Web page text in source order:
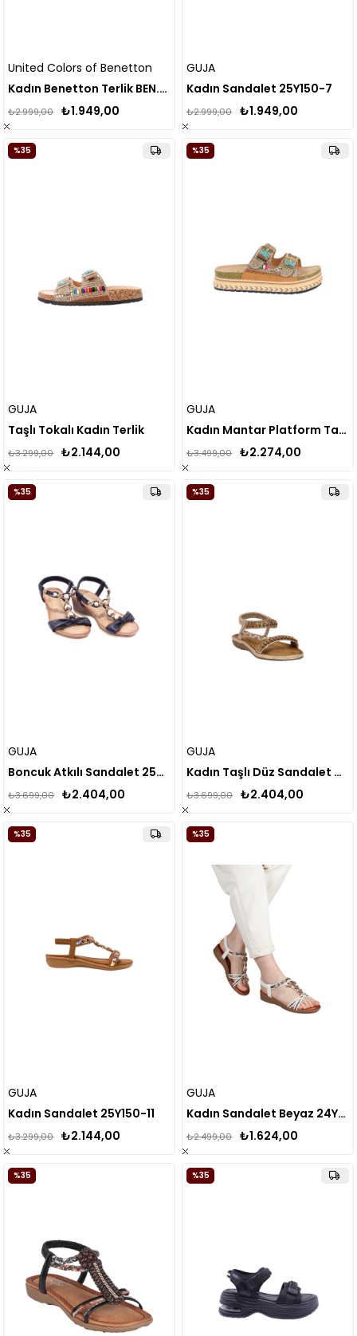
United Colors of Benetton
Kadın Benetton Terlik BEN.10218
₺1.949,00
₺2.999,00
GUJA
Kadın Sandalet 25Y150-7
₺1.949,00
₺2.999,00
GUJA
Taşlı Tokalı Kadın Terlik
₺2.144,00
₺3.299,00
%35
GUJA
Kadın Mantar Platform Taban Taşlı Çift Tokalı Comfort Terlik 25y103
₺2.274,00
₺3.499,00
%35
GUJA
Boncuk Atkılı Sandalet 25Y151-5 (Kalıbı 1 Numara Küçüktür)
₺2.404,00
₺3.699,00
%35
GUJA
Kadın Taşlı Düz Sandalet 25y152-1
₺2.404,00
₺3.699,00
%35
GUJA
Kadın Sandalet 25Y150-11
₺2.144,00
₺3.299,00
%35
GUJA
Kadın Sandalet Beyaz 24Y120-1
₺1.624,00
₺2.499,00
%35
%35 %35